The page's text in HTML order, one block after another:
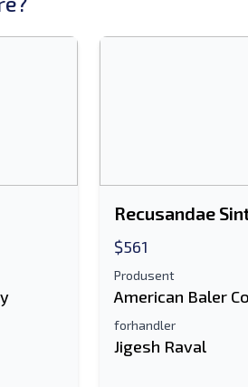
Recusandae
$561
Produsent
American Baler
forhandler
Jigesh Raval